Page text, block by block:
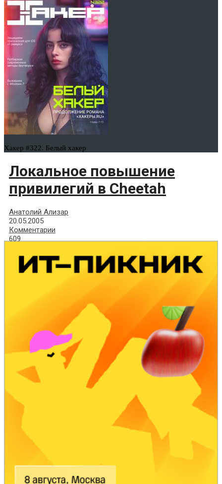
Хакер #322. Белый хакер
Локальное повышение
привилегий в Cheetah
Анатолий Ализар
20.05.2005
Комментарии
609